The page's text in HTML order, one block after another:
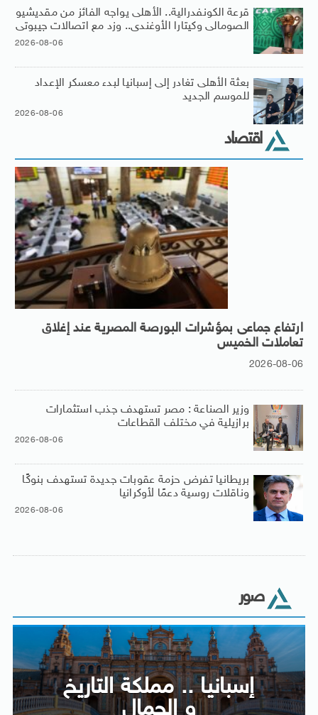
قرعة الكونفدرالية.. الأهلى يواجه الفائز من مقديشيو
الصومالى وكيتارا الأوغندى.. وزد مع اتصالات جيبوتى
2026-08-06
بعثة الأهلى تغادر إلى إسبانيا لبدء معسكر الإعداد
للموسم الجديد
2026-08-06
اقتصاد
ارتفاع جماعى بمؤشرات البورصة المصرية عند إغلاق
تعاملات الخميس
2026-08-06
وزير الصناعة : مصر تستهدف جذب استثمارات
برازيلية في مختلف القطاعات
2026-08-06
بريطانيا تفرض حزمة عقوبات جديدة تستهدف بنوكًا
وناقلات روسية دعمًا لأوكرانيا
2026-08-06
صور
إسبانيا .. مملكة التاريخ
و الجمال